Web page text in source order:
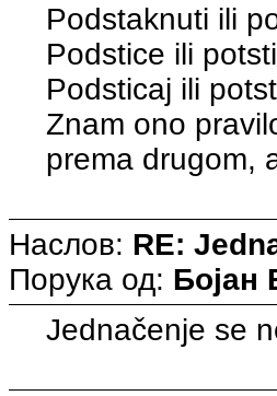
Podstaknuti ili
Podstice ili
Podsticaj ili
Znam ono
prema drugom,
Наслов: RE:
Порука од: Бојан
Jednačenje se